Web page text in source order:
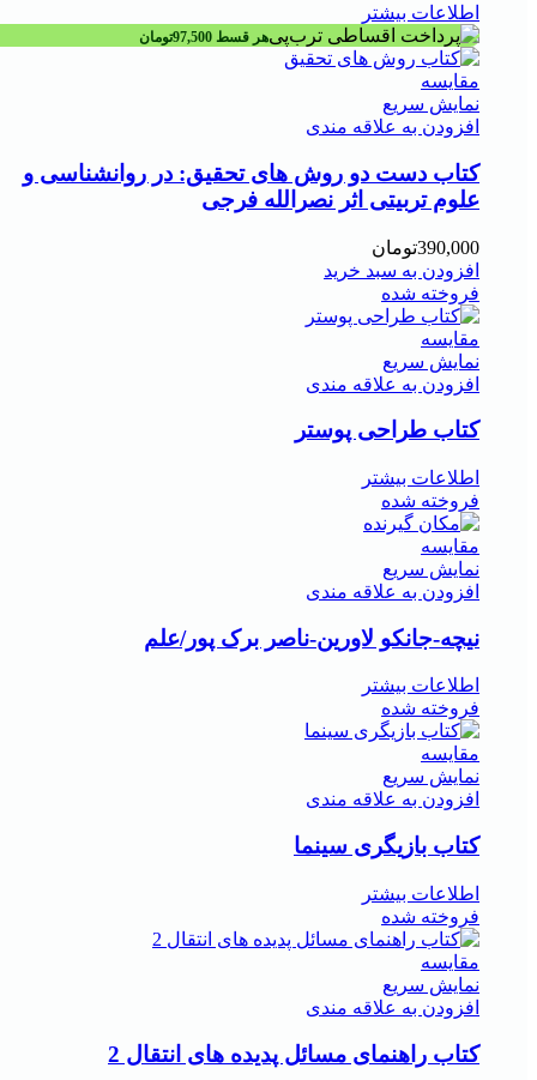
اطلاعات بیشتر
هر قسط 97,500تومان
مقايسه
نمایش سریع
افزودن به علاقه مندی
کتاب دست دو روش های تحقیق: در روانشناسی و
علوم تربیتی اثر نصرالله فرجی
390,000تومان
افزودن به سبد خرید
فروخته شده
مقايسه
نمایش سریع
افزودن به علاقه مندی
کتاب طراحی پوستر
اطلاعات بیشتر
فروخته شده
مقايسه
نمایش سریع
افزودن به علاقه مندی
نیچه-جانکو لاورین-ناصر برک پور/علم
اطلاعات بیشتر
فروخته شده
مقايسه
نمایش سریع
افزودن به علاقه مندی
کتاب بازیگری سینما
اطلاعات بیشتر
فروخته شده
مقايسه
نمایش سریع
افزودن به علاقه مندی
کتاب راهنمای مسائل پدیده های انتقال 2